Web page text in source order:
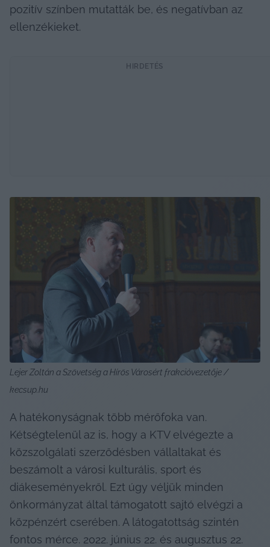
pozitív színben mutatták be, és negatívban az
ellenzékieket.
HIRDETÉS
Lejer Zoltán a Szövetség a Hírös Városért frakcióvezetője /
kecsup.hu
A hatékonyságnak több mérőfoka van.
Kétségtelenül az is, hogy a KTV elvégezte a
közszolgálati szerződésben vállaltakat és
beszámolt a városi kulturális, sport és
diákeseményekről. Ezt úgy véljük minden
önkormányzat által támogatott sajtó elvégzi a
közpénzért cserében. A látogatottság szintén
fontos mérce. 2022. június 22. és augusztus 22.